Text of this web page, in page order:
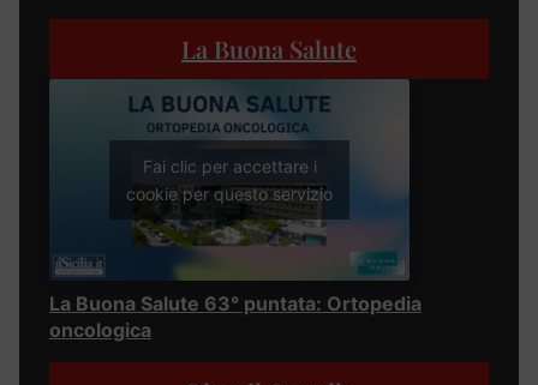
La Buona Salute
Fai clic per accettare i
cookie per questo servizio
La Buona Salute 63° puntata: Ortopedia
oncologica